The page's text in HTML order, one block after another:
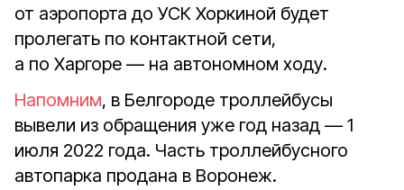
от аэропорта до УСК Хоркиной будет
пролегать по контактной сети,
а по Харгоре — на автономном ходу.
Напомним, в Белгороде троллейбусы
вывели из обращения уже год назад — 1
июля 2022 года. Часть троллейбусного
автопарка продана в Воронеж.